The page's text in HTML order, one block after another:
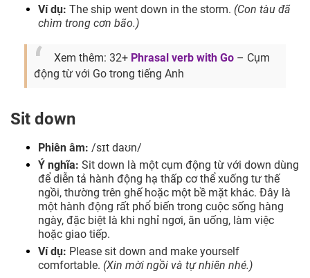
Ví dụ: The ship went down in the storm. (Con tàu đã
chìm trong cơn bão.)
Xem thêm: 32+ Phrasal verb with Go – Cụm
động từ với Go trong tiếng Anh
Sit down
Phiên âm: /sɪt daʊn/
Ý nghĩa: Sit down là một cụm động từ với down dùng
để diễn tả hành động hạ thấp cơ thể xuống tư thế
ngồi, thường trên ghế hoặc một bề mặt khác. Đây là
một hành động rất phổ biến trong cuộc sống hàng
ngày, đặc biệt là khi nghỉ ngơi, ăn uống, làm việc
hoặc giao tiếp.
Ví dụ: Please sit down and make yourself
comfortable. (Xin mời ngồi và tự nhiên nhé.)